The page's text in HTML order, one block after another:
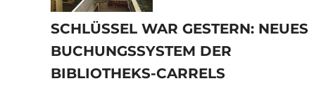
SCHLÜSSEL WAR GESTERN: NEUES
BUCHUNGSSYSTEM DER
BIBLIOTHEKS-CARRELS